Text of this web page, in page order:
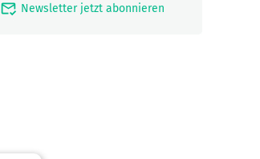
mark_email_read Newsletter jetzt abonnieren